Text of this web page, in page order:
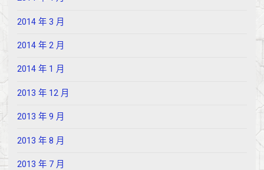
2014 年 3 月
2014 年 2 月
2014 年 1 月
2013 年 12 月
2013 年 9 月
2013 年 8 月
2013 年 7 月